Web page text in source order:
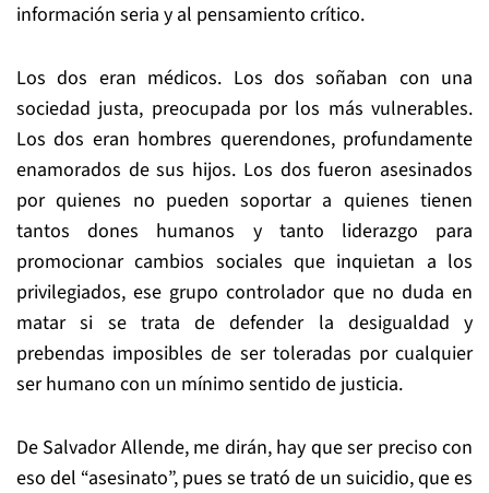
información seria y al pensamiento crítico.
Los dos eran médicos. Los dos soñaban con una
sociedad justa, preocupada por los más vulnerables.
Los dos eran hombres querendones, profundamente
enamorados de sus hijos. Los dos fueron asesinados
por quienes no pueden soportar a quienes tienen
tantos dones humanos y tanto liderazgo para
promocionar cambios sociales que inquietan a los
privilegiados, ese grupo controlador que no duda en
matar si se trata de defender la desigualdad y
prebendas imposibles de ser toleradas por cualquier
ser humano con un mínimo sentido de justicia.
De Salvador Allende, me dirán, hay que ser preciso con
eso del “asesinato”, pues se trató de un suicidio, que es